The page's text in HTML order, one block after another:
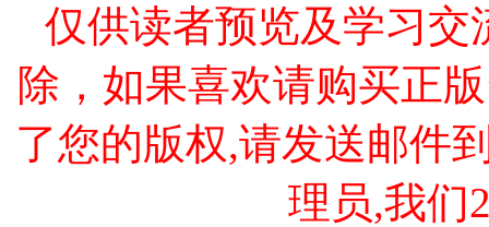
仅供读者预览及学习交
除，如果喜欢请购买正
了您的版权,请发送邮件
理员,我们